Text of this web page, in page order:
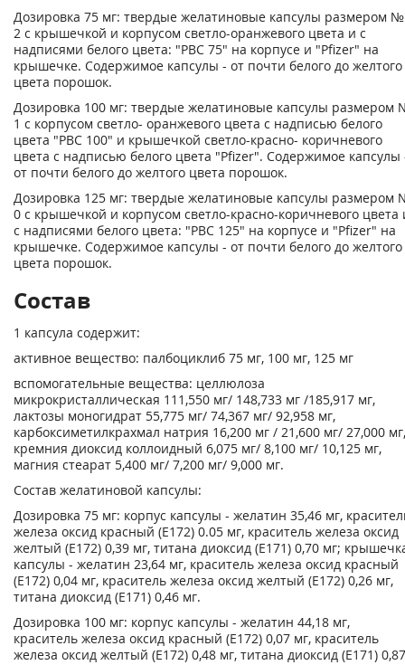
Дозировка 75 мг: твердые желатиновые капсулы размером №
2 с крышечкой и корпусом светло-оранжевого цвета и с
надписями белого цвета: "РВС 75" на корпусе и "Pfizer" на
крышечке. Содержимое капсулы - от почти белого до желтого
цвета порошок.
Дозировка 100 мг: твердые желатиновые капсулы размером
1 с корпусом светло- оранжевого цвета с надписью белого
цвета "РВС 100" и крышечкой светло-красно- коричневого
цвета с надписью белого цвета "Pfizer". Содержимое капсулы
от почти белого до желтого цвета порошок.
Дозировка 125 мг: твердые желатиновые капсулы размером
0 с крышечкой и корпусом светло-красно-коричневого цвета
с надписями белого цвета: "РВС 125" на корпусе и "Pfizer" на
крышечке. Содержимое капсулы - от почти белого до желтого
цвета порошок.
Состав
1 капсула содержит:
активное вещество: палбоциклиб 75 мг, 100 мг, 125 мг
вспомогательные вещества: целлюлоза
микрокристаллическая 111,550 мг/ 148,733 мг /185,917 мг,
лактозы моногидрат 55,775 мг/ 74,367 мг/ 92,958 мг,
карбоксиметилкрахмал натрия 16,200 мг / 21,600 мг/ 27,000 мг,
кремния диоксид коллоидный 6,075 мг/ 8,100 мг/ 10,125 мг,
магния стеарат 5,400 мг/ 7,200 мг/ 9,000 мг.
Состав желатиновой капсулы:
Дозировка 75 мг: корпус капсулы - желатин 35,46 мг,
железа оксид красный (Е172) 0.05 мг, краситель железа оксид
желтый (Е172) 0,39 мг, титана диоксид (Е171) 0,70 мг;
капсулы - желатин 23,64 мг, краситель железа оксид красный
(Е172) 0,04 мг, краситель железа оксид желтый (Е172) 0,26 мг,
титана диоксид (Е171) 0,46 мг.
Дозировка 100 мг: корпус капсулы - желатин 44,18 мг,
краситель железа оксид красный (Е172) 0,07 мг, краситель
железа оксид желтый (Е172) 0,48 мг, титана диоксид (Е171) 0,87